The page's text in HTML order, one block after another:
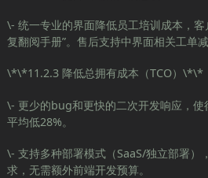
\- 统一专业的界面降低员工培训成本，客
复翻阅手册”。售后支持中界面相关工单减
\*\*11.2.3 降低总拥有成本（TCO）\*\*
\- 更少的bug和更快的二次开发响应，使
平均低28%。
\- 支持多种部署模式（SaaS/独立部署）
求，无需额外前端开发预算。